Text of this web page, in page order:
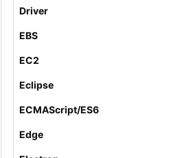
Driver
EBS
EC2
Eclipse
ECMAScript/ES6
Edge